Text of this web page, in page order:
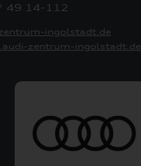
49 14-112
ingolstadt.de
zentrum-ingolstadt.de